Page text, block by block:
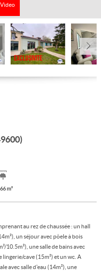
m²
au rez de chaussée : un hall
un séjour avec pôele à bois
10.5m²), une salle de bains avec
cave (15m²) et un wc. A
avec salle d'eau (14m²), une